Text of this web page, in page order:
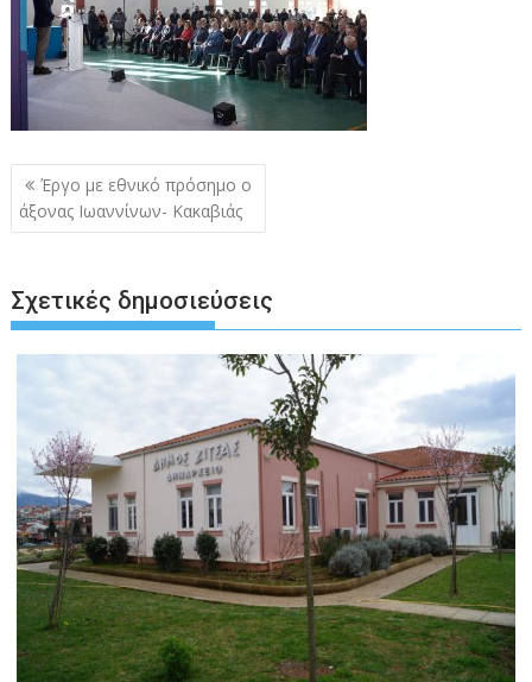
Πλοήγηση
άρθρων
Έργο με εθνικό πρόσημο ο
άξονας Ιωαννίνων- Κακαβιάς
Σχετικές δημοσιεύσεις